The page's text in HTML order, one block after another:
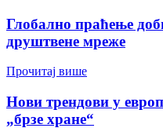
Глобално праћење
друштвене мреже
Прочитај више
Нови трендови у
„брзе хране“